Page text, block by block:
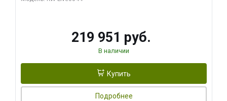
219 951 руб.
В наличии
Купить
Подробнее